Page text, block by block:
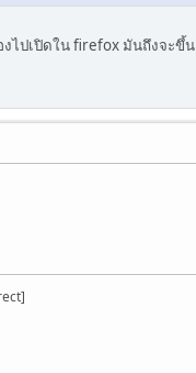
ไปเปิดใน firefox มันถึงจะขึ้น